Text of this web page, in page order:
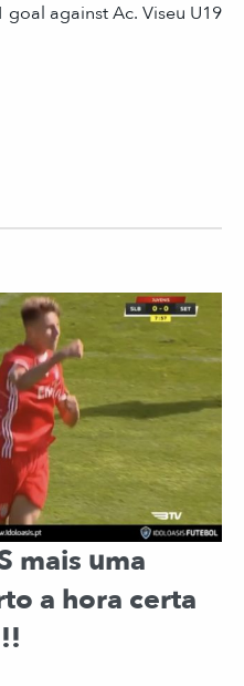
against Ac. Viseu U19
mais uma
a hora certa